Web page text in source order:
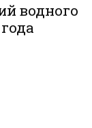
водного